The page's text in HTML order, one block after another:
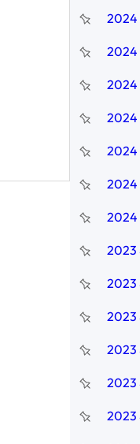
2024
2024
2024
2024
2024
2024
2024
2023
2023
2023
2023
2023
2023